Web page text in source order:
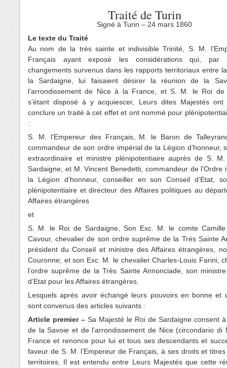
Traité de Turin
Signé à Turin – 24 mars 1860
Le texte du Traité
Au nom de la très sainte et indivisible Trinité, S. M.
Français ayant exposé les considérations qui, par
changements survenus dans les rapports territoriaux entre
la Sardaigne, lui faisaient désirer la réunion de la
l’arrondissement de Nice à la France, et S. M. le Roi de
s’étant disposé à y acquiescer, Leurs dites Majestés ont
conclure un traité à cet effet et ont nommé pour
:
S. M. l’Empereur des Français, M. le Baron de
commandeur de son ordre impérial de la Légion d’honneur,
extraordinaire et ministre plénipotentiaire auprès de S.
Sardaigne; et M. Vincent Benedetti, commandeur de l’Ordre
la Légion d’honneur, conseiller en son Conseil d’Etat,
plénipotentiaire et directeur des Affaires politiques au
Affaires étrangères
et
S. M. le Roi de Sardaigne, Son Exc. M. le comte
Cavour, chevalier de son ordre suprême de la Très Sainte
président du Conseil et ministre des Affaires étrangères,
Couronne; et son Exc. M. le chevalier Charles-Louis Farini,
l’ordre suprême de la Très Sainte Annonciade, son
d’Etat pour les Affaires étrangères.
Lesquels après avoir échangé leurs pouvoirs en bonne et
sont convenus des articles suivants :
Article premier – Sa Majesté le Roi de Sardaigne consent
de la Savoie et de l’arrondissement de Nice (circondario di
France et renonce pour lui et tous ses descendants et
faveur de S. M. l’Empereur de Français, à ses droits et
territoires. Il est entendu entre Leurs Majestés que cette